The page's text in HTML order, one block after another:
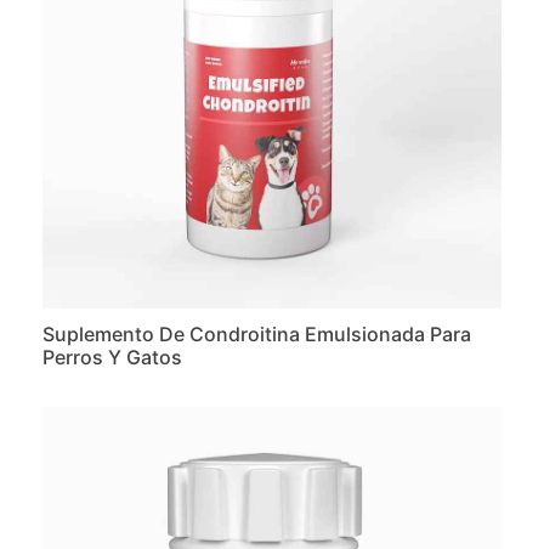
Suplemento De Condroitina Emulsionada Para
Perros Y Gatos